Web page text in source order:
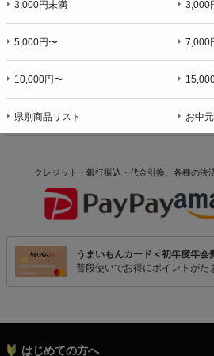
3,000円未満 3,000
5,000円〜 7,000
10,000円〜
県別商品リスト お中
クレジット・銀行振込・代金引換、各種の決
うまいもんカード＜初年度年会
普段使いでお得にポイントがた
はじめての方へ